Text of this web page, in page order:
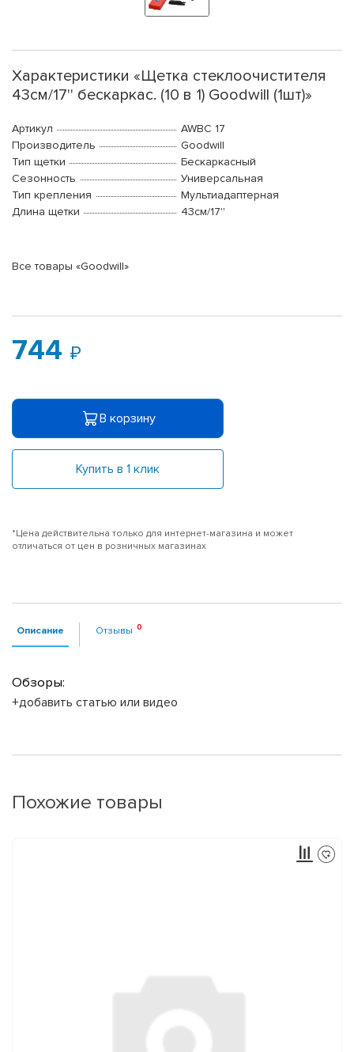
Характеристики «Щетка стеклоочистителя
43см/17'' бескаркас. (10 в 1) Goodwill (1шт)»
Артикул
AWBC 17
Производитель
Goodwill
Тип щетки
Бескаркасный
Сезонность
Универсальная
Тип крепления
Мультиадаптерная
Длина щетки
43см/17''
Все товары «Goodwill»
744
В корзину
Купить в 1 клик
*Цена действительна только для интернет-магазина и может
отличаться от цен в розничных магазинах
Описание Отзывы
Обзоры:
+добавить статью или видео
Похожие товары